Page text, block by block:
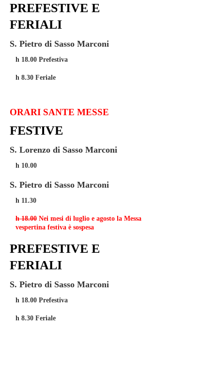
PREFESTIVE E
FERIALI
S. Pietro di Sasso Marconi
h 18.00 Prefestiva
h 8.30 Feriale
ORARI SANTE MESSE
FESTIVE
S. Lorenzo di Sasso Marconi
h 10.00
S. Pietro di Sasso Marconi
h 11.30
h 18.00 Nei mesi di luglio e agosto la Messa
vespertina festiva è sospesa
PREFESTIVE E
FERIALI
S. Pietro di Sasso Marconi
h 18.00 Prefestiva
h 8.30 Feriale